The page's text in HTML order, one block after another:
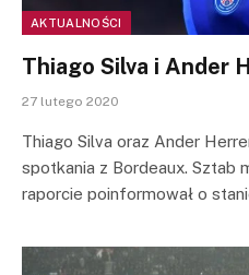
AKTUALNOŚCI
Thiago Silva i Ander
27 lutego 2020
Thiago Silva oraz Ander
spotkania z Bordeaux. Sztab
raporcie poinformował o